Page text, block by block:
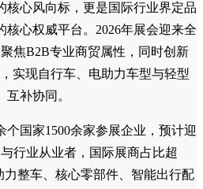
核心风向标，更是国际行业界定品
核心权威平台。2026年展会迎来全
焦B2B专业商贸属性，同时创新
实现自行车、电助力车型与轻型
补协同。
个国家1500余家参展企业，预计迎
行业从业者，国际展商占比超
力整车、核心零部件、智能出行配